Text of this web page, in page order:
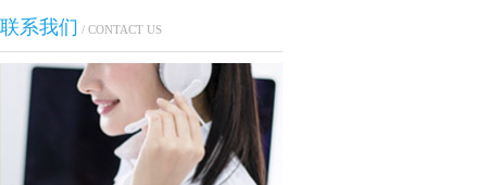
联系我们 / CONTACT US